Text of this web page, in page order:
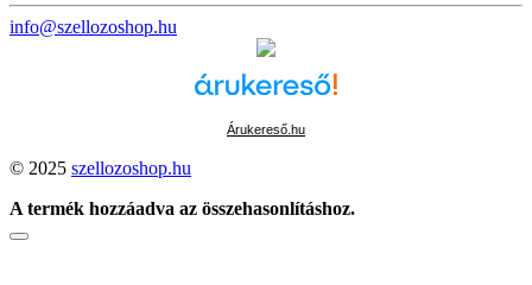
info@szellozoshop.hu
Árukereső.hu
© 2025 szellozoshop.hu
A termék hozzáadva az összehasonlításhoz.